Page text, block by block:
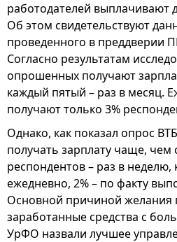
работодателей выплачивают
Об этом свидетельствуют
проведенного в преддверии
Согласно результатам
опрошенных получают
каждый пятый – раз в месяц.
получают только 3%
Однако, как показал опрос
получать зарплату чаще, чем
респондентов – раз в неделю,
ежедневно, 2% – по факту
Основной причиной желания
заработанные средства с
УрФО назвали лучшее